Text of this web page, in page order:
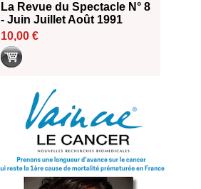
La Revue du Spectacle N° 8
- Juin Juillet Août 1991
10,00 €